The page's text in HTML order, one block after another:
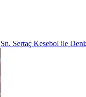
Sn. Sertaç Kesebol ile